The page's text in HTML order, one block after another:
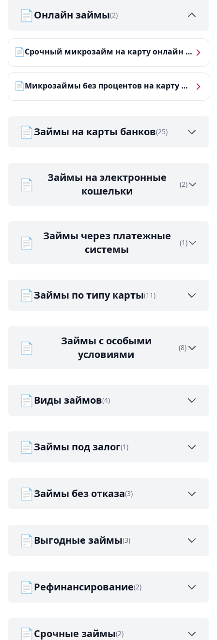
📄Онлайн займы(2)
📄 Срочный микрозайм на карту онлайн — получить деньги за 5 минут
📄 Микрозаймы без процентов на карту — ТОП-10 за 2026 год
📄Займы на карты банков(25)
📄
Займы на электронные
кошельки
(2)
📄
Займы через платежные
системы
(1)
📄Займы по типу карты(11)
📄
Займы с особыми
условиями
(8)
📄Виды займов(4)
📄Займы под залог(1)
📄Займы без отказа(3)
📄Выгодные займы(3)
📄Рефинансирование(2)
📄Срочные займы(2)